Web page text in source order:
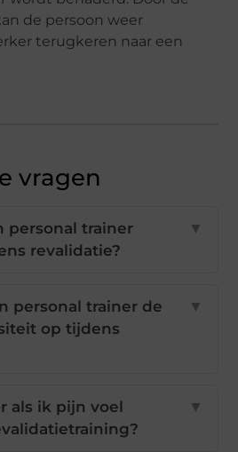
de persoon weer
terugkeren naar een
vragen
personal trainer
revalidatie?
▼
personal trainer de
op tijdens
▼
als ik pijn voel
▼